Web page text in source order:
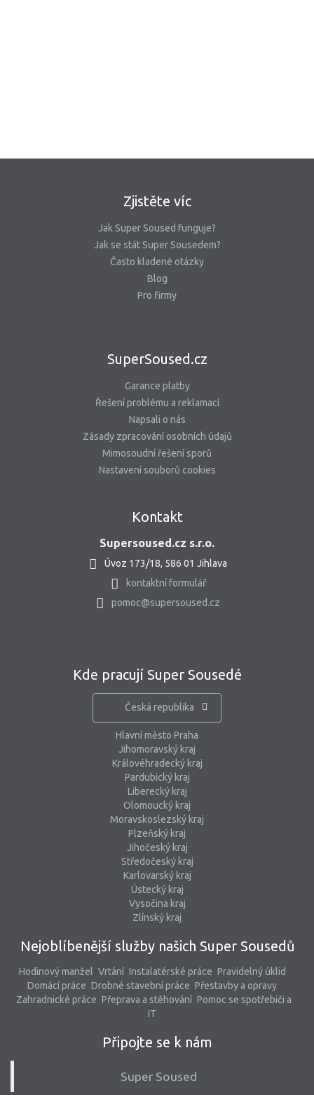
Zjistěte víc
Jak Super Soused funguje?
Jak se stát Super Sousedem?
Často kladené otázky
Blog
Pro firmy
SuperSoused.cz
Garance platby
Řešení problému a reklamací
Napsali o nás
Zásady zpracování osobních údajů
Mimosoudní řešení sporů
Nastavení souborů cookies
Kontakt
Supersoused.cz s.r.o.
Úvoz 173/18, 586 01 Jihlava
kontaktní formulář
pomoc@supersoused.cz
Kde pracují Super Sousedé
Česká republika
Hlavní město Praha
Jihomoravský kraj
Královéhradecký kraj
Pardubický kraj
Liberecký kraj
Olomoucký kraj
Moravskoslezský kraj
Plzeňský kraj
Jihočeský kraj
Středočeský kraj
Karlovarský kraj
Ústecký kraj
Vysočina kraj
Zlínský kraj
Nejoblíbenější služby našich Super Sousedů
Hodinový manžel Vrtání Instalatérské práce Pravidelný úklid
Domácí práce Drobné stavební práce Přestavby a opravy
Zahradnické práce Přeprava a stěhování Pomoc se spotřebiči a
IT
Připojte se k nám
Super Soused